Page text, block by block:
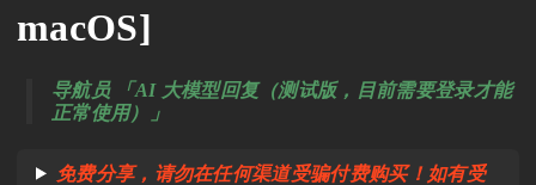
macOS]
导航员 「AI 大模型回复（测试版，目前需要登录才能
正常使用）」
免费分享，请勿在任何渠道受骗付费购买！如有受